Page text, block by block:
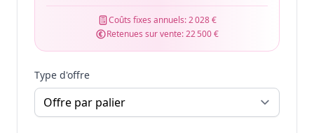
Coûts fixes annuels:2 028 €
Retenues sur vente:22 500 €
Type d'offre